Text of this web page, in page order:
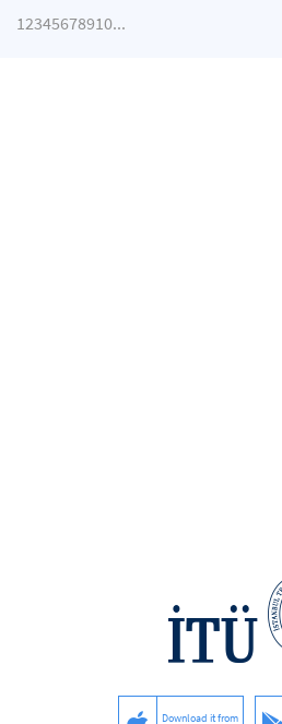
12345678910...
Download it from